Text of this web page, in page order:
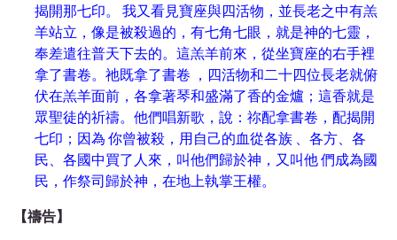
揭開那七印。 我又看見寶座與四活物，並長老之中有羔
羊站立，像是被殺過的，有七角七眼，就是神的七靈，
奉差遣往普天下去的。這羔羊前來，從坐寶座的右手裡
拿了書卷。祂既拿了書卷 ，四活物和二十四位長老就俯
伏在羔羊面前，各拿著琴和盛滿了香的金爐；這香就是
眾聖徒的祈禱。他們唱新歌，說：祢配拿書卷，配揭開
七印；因為 你曾被殺，用自己的血從各族 、各方、各
民、各國中買了人來，叫他們歸於神，又叫他 們成為國
民，作祭司歸於神，在地上執掌王權。
【禱告】